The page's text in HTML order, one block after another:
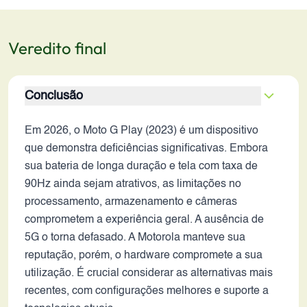
Veredito final
Conclusão
Em 2026, o Moto G Play (2023) é um dispositivo
que demonstra deficiências significativas. Embora
sua bateria de longa duração e tela com taxa de
90Hz ainda sejam atrativos, as limitações no
processamento, armazenamento e câmeras
comprometem a experiência geral. A ausência de
5G o torna defasado. A Motorola manteve sua
reputação, porém, o hardware compromete a sua
utilização. É crucial considerar as alternativas mais
recentes, com configurações melhores e suporte a